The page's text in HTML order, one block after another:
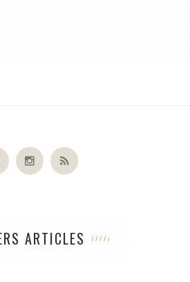
ARTICLES